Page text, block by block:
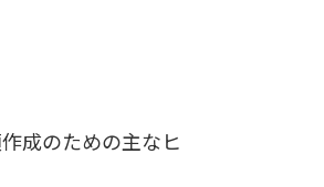
成のための主なヒ